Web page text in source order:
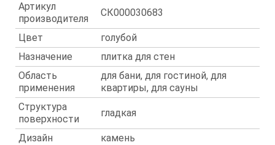
Артикул
производителя
СК000030683
Цвет
голубой
Назначение
плитка для стен
Область
применения
для бани, для гостиной, для
квартиры, для сауны
Структура
поверхности
гладкая
Дизайн
камень